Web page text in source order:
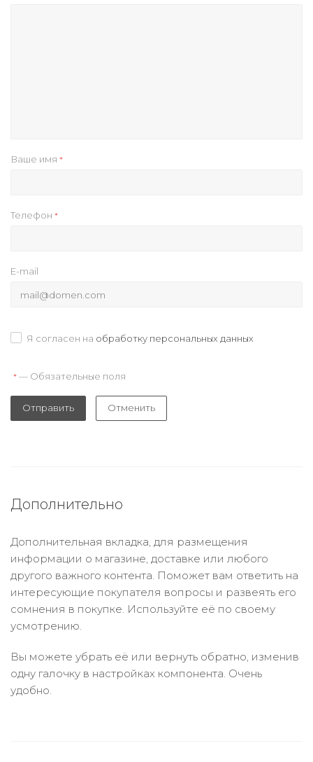
Ваше имя *
Телефон *
E-mail
Я согласен на обработку персональных данных
* — Обязательные поля
Отправить Отменить
Дополнительно
Дополнительная вкладка, для размещения
информации о магазине, доставке или любого
другого важного контента. Поможет вам ответить на
интересующие покупателя вопросы и развеять его
сомнения в покупке. Используйте её по своему
усмотрению.
Вы можете убрать её или вернуть обратно, изменив
одну галочку в настройках компонента. Очень
удобно.